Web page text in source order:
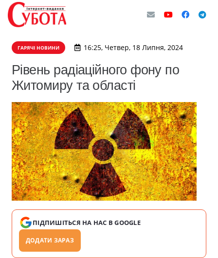
ГАРЯЧІ НОВИНИ 16:25, Четвер, 18 Липня, 2024
Рівень радіаційного фону по
Житомиру та області
ПІДПИШІТЬСЯ НА НАС В GOOGLE
ДОДАТИ ЗАРАЗ